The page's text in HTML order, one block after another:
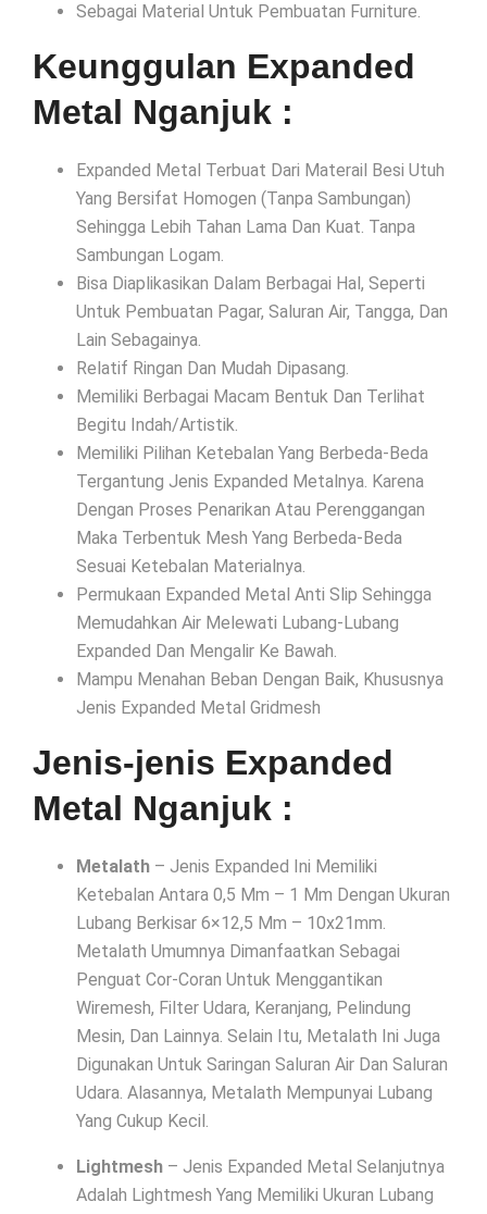
Sebagai Material Untuk Pembuatan Furniture.
Keunggulan Expanded
Metal Nganjuk :
Expanded Metal Terbuat Dari Materail Besi Utuh
Yang Bersifat Homogen (Tanpa Sambungan)
Sehingga Lebih Tahan Lama Dan Kuat. Tanpa
Sambungan Logam.
Bisa Diaplikasikan Dalam Berbagai Hal, Seperti
Untuk Pembuatan Pagar, Saluran Air, Tangga, Dan
Lain Sebagainya.
Relatif Ringan Dan Mudah Dipasang.
Memiliki Berbagai Macam Bentuk Dan Terlihat
Begitu Indah/Artistik.
Memiliki Pilihan Ketebalan Yang Berbeda-Beda
Tergantung Jenis Expanded Metalnya. Karena
Dengan Proses Penarikan Atau Perenggangan
Maka Terbentuk Mesh Yang Berbeda-Beda
Sesuai Ketebalan Materialnya.
Permukaan Expanded Metal Anti Slip Sehingga
Memudahkan Air Melewati Lubang-Lubang
Expanded Dan Mengalir Ke Bawah.
Mampu Menahan Beban Dengan Baik, Khususnya
Jenis Expanded Metal Gridmesh
Jenis-jenis Expanded
Metal Nganjuk :
Metalath – Jenis Expanded Ini Memiliki
Ketebalan Antara 0,5 Mm – 1 Mm Dengan Ukuran
Lubang Berkisar 6×12,5 Mm – 10x21mm.
Metalath Umumnya Dimanfaatkan Sebagai
Penguat Cor-Coran Untuk Menggantikan
Wiremesh, Filter Udara, Keranjang, Pelindung
Mesin, Dan Lainnya. Selain Itu, Metalath Ini Juga
Digunakan Untuk Saringan Saluran Air Dan Saluran
Udara. Alasannya, Metalath Mempunyai Lubang
Yang Cukup Kecil.
Lightmesh – Jenis Expanded Metal Selanjutnya
Adalah Lightmesh Yang Memiliki Ukuran Lubang